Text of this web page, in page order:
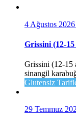
4 Ağustos 2026
Grissini (12-15
Grissini (12-15
sinangil
Glutensiz
29 Temmuz